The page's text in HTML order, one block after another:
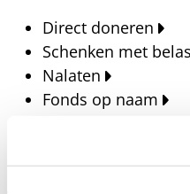
Direct doneren
Schenken met
Nalaten
Fonds op naam